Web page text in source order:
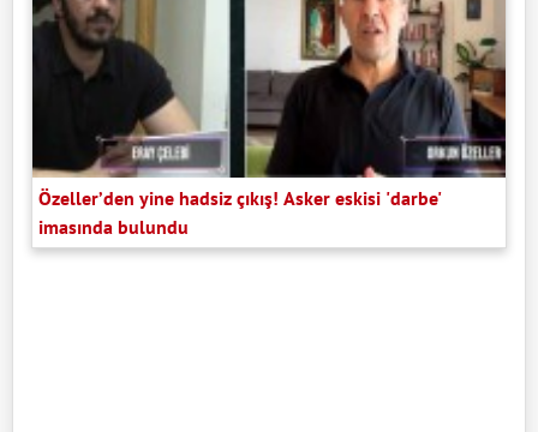
Özeller’den yine hadsiz çıkış! Asker eskisi 'darbe'
imasında bulundu